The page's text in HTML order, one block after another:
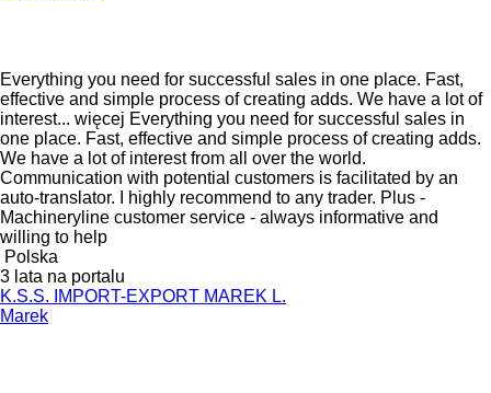
Everything you need for successful sales in one place. Fast,
effective and simple process of creating adds. We have a lot of
interest... więcej Everything you need for successful sales in
one place. Fast, effective and simple process of creating adds.
We have a lot of interest from all over the world.
Communication with potential customers is facilitated by an
auto-translator. I highly recommend to any trader. Plus -
Machineryline customer service - always informative and
willing to help
Polska
3 lata na portalu
K.S.S. IMPORT-EXPORT MAREK L.
Marek